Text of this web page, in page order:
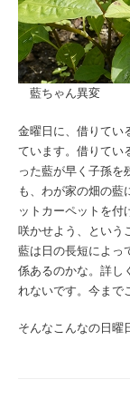
藍ちゃん異変
金曜日に、借りてい
ています。借りてい
った藍が早く子孫を
も、わが家の畑の藍
ットカーペットを
咲かせよう、という
藍は日の長短によっ
係あるのかな。詳し
れないです。今まで
そんなこんなの日曜